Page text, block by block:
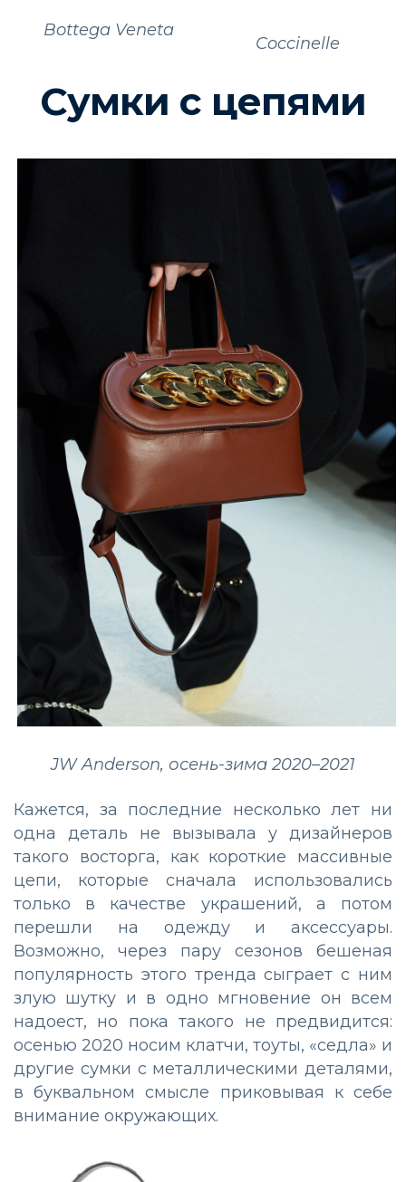
Bottega Veneta
Coccinelle
Сумки с цепями
JW Anderson, осень-зима 2020–2021
Кажется, за последние несколько лет ни
одна деталь не вызывала у дизайнеров
такого восторга, как короткие массивные
цепи, которые сначала использовались
только в качестве украшений, а потом
перешли на одежду и аксессуары.
Возможно, через пару сезонов бешеная
популярность этого тренда сыграет с ним
злую шутку и в одно мгновение он всем
надоест, но пока такого не предвидится:
осенью 2020 носим клатчи, тоуты, «седла» и
другие сумки с металлическими деталями,
в буквальном смысле приковывая к себе
внимание окружающих.